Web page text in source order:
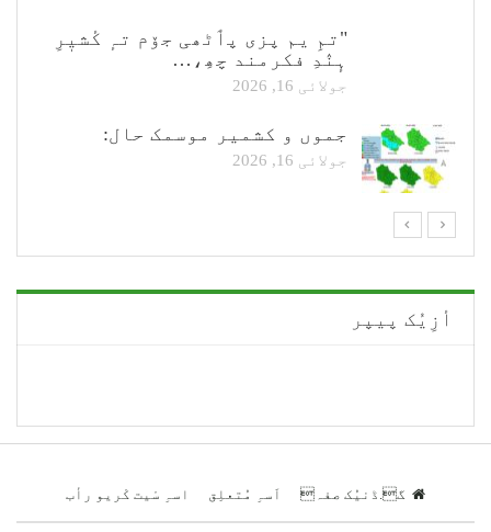
"تمِ یم پزی پٲٹھی جۆم تہٕ کٔشیٖرِ
ہٕنٛدِ فکرمند چھِ،…
جولائی 16, 2026
جموں و کشمیر موسمک حال:
جولائی 16, 2026
أزِیُک پیپر
گ.ڈنیُک صفہ اَسہِ مُتعلِق اسہِ سْیت کْریو رأب